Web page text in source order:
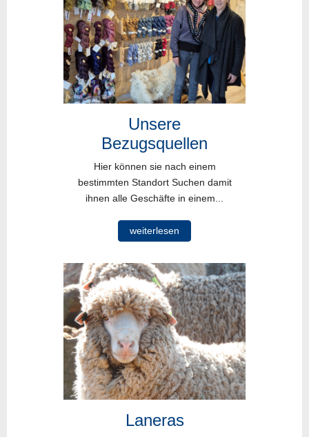
Unsere
Bezugsquellen
Hier können sie nach einem
bestimmten Standort Suchen damit
ihnen alle Geschäfte in einem...
weiterlesen
Laneras